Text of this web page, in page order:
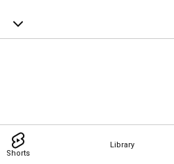
Shorts
Library